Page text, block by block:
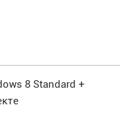
8 Standard +